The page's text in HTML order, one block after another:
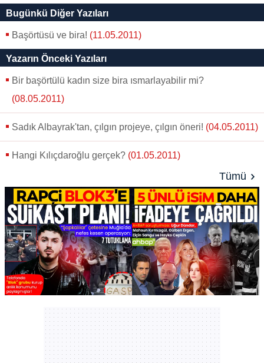
tweetle
Bugünkü Diğer Yazıları
Başörtüsü ve bira! (11.05.2011)
Yazarın Önceki Yazıları
Bir başörtülü kadın size bira ısmarlayabilir mi?
(08.05.2011)
Sadık Albayrak'tan, çılgın projeye, çılgın öneri! (04.05.2011)
Hangi Kılıçdaroğlu gerçek? (01.05.2011)
Tümü